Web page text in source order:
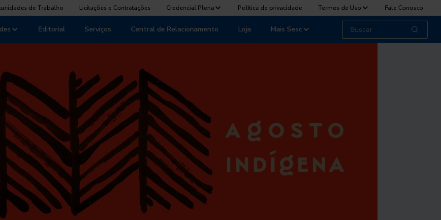
de Trabalho Licitações e Contratações Credencial Plena Política de privacidade Termos de Uso Fale Conosco
Editorial Serviços Central de Relacionamento Loja Mais Sesc